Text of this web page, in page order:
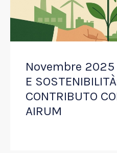
Novembre 2025
E
CONTRIBUTO
AIRUM